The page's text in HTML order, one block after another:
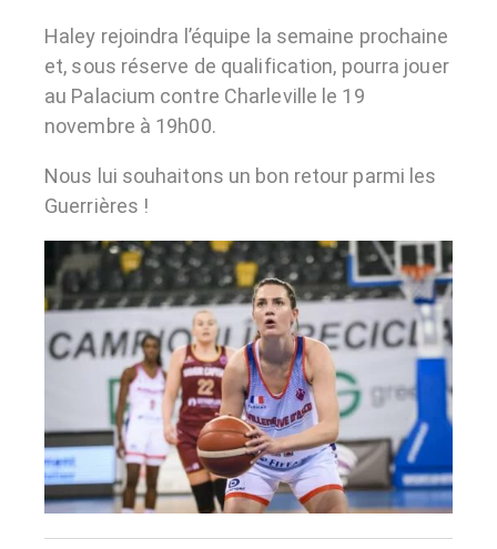
Haley rejoindra l’équipe la semaine prochaine
et, sous réserve de qualification, pourra jouer
au Palacium contre Charleville le 19
novembre à 19h00.
Nous lui souhaitons un bon retour parmi les
Guerrières !